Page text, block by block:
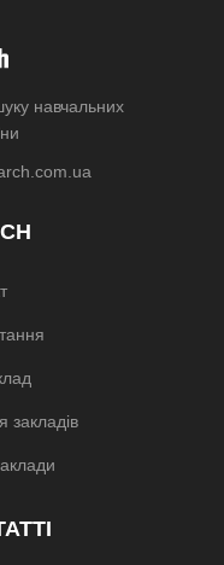
навчальних
закладів